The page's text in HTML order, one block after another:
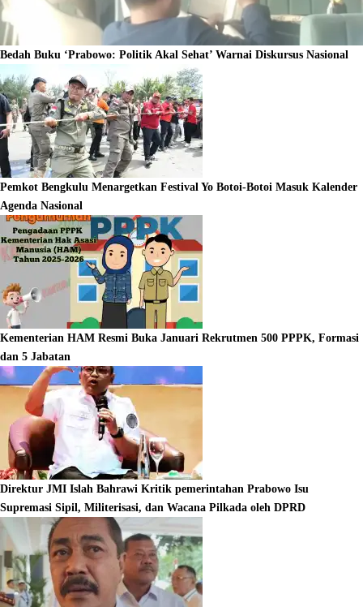
Bedah Buku ‘Prabowo: Politik Akal Sehat’ Warnai Diskursus Nasional
Pemkot Bengkulu Menargetkan Festival Yo Botoi-Botoi Masuk Kalender
Agenda Nasional
Kementerian HAM Resmi Buka Januari Rekrutmen 500 PPPK, Formasi
dan 5 Jabatan
Direktur JMI Islah Bahrawi Kritik pemerintahan Prabowo Isu
Supremasi Sipil, Militerisasi, dan Wacana Pilkada oleh DPRD